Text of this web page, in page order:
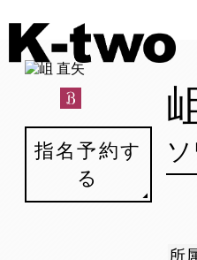
指名予約す
る
所